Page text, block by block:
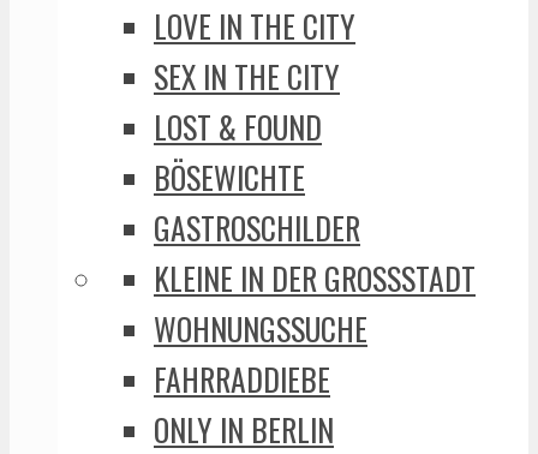
LOVE IN THE CITY
SEX IN THE CITY
LOST & FOUND
BÖSEWICHTE
GASTROSCHILDER
KLEINE IN DER GROSSSTADT
WOHNUNGSSUCHE
FAHRRADDIEBE
ONLY IN BERLIN